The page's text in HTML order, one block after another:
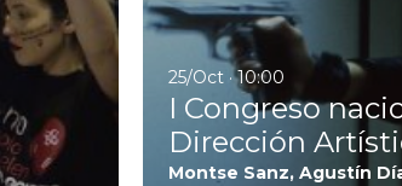
25/Oct · 10:00
I Congreso
Dirección
Montse Sanz, Agustín